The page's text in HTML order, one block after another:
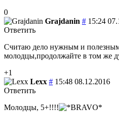
0
Grajdanin # 15:24
Ответить
Считаю дело нужным и
молодцы,продолжайте в том же
+1
Lexx # 15:48 08.12.2016
Ответить
Молодцы, 5+!!!!